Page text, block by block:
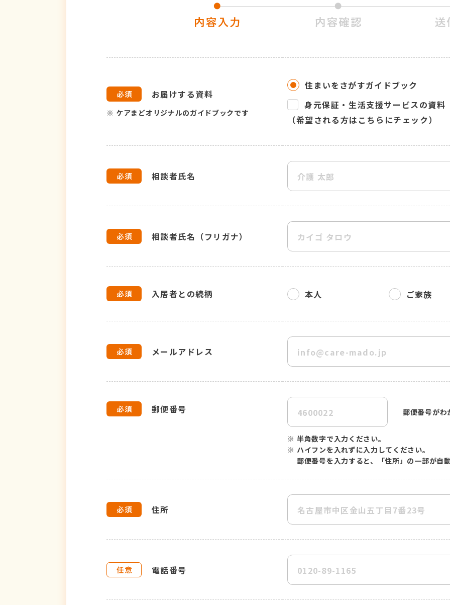
お届けする資料
※ ケアまどオリジナルのガイドブックです
住まいをさがすガイドブック
身元保証・生活支援サービスの資料
（希望される方はこちらにチェック）
相談者氏名
相談者氏名（フリガナ）
入居者との続柄 本人 ご家族
メールアドレス
郵便番号 郵便番号がわ
※ 半角数字で入力ください。
※ ハイフンを入れずに入力してください。
郵便番号を入力すると、「住所」の一部が自
住所
電話番号